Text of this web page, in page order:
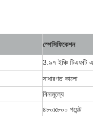
স্পেসিফিকেশন
3.৯৭ ইঞ্চি টিএফটি
সাধারণত কালো
বিনামূল্যে
৪৮০x৮০০ পয়েন্ট